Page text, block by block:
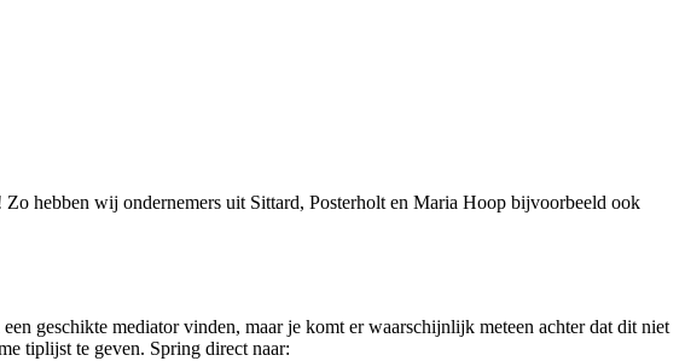
hebben wij ondernemers uit Sittard, Posterholt en Maria Hoop bijvoorbeeld ook
geschikte mediator vinden, maar je komt er waarschijnlijk meteen achter dat dit niet
tiplijst te geven. Spring direct naar: